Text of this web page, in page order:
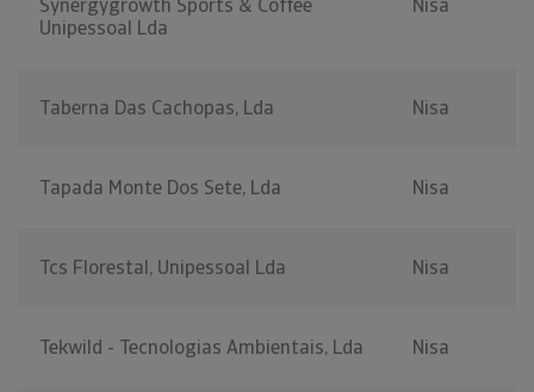
Synergygrowth Sports & Coffee
Unipessoal Lda
Nisa
Taberna Das Cachopas, Lda Nisa
Tapada Monte Dos Sete, Lda Nisa
Tcs Florestal, Unipessoal Lda Nisa
Tekwild - Tecnologias Ambientais, Lda Nisa